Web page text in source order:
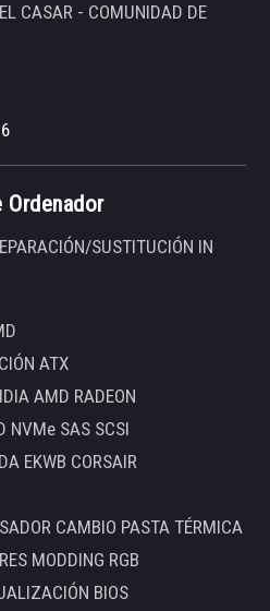
CASAR - COMUNIDAD DE
Ordenador
SUSTITUCIÓN IN
ATX
AMD RADEON
NVMe SAS SCSI
EKWB CORSAIR
CAMBIO PASTA TÉRMICA
MODDING RGB
BIOS